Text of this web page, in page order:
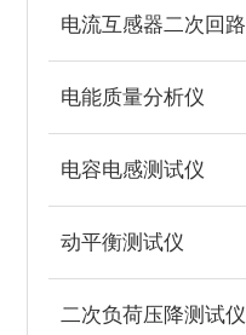
电能质量分析仪
电容电感测试仪
动平衡测试仪
二次负荷压降测试仪